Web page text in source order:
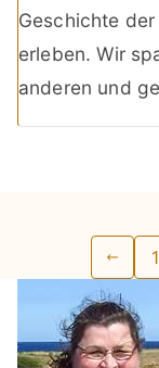
Geschichte
erleben. Wir
anderen und
der
1